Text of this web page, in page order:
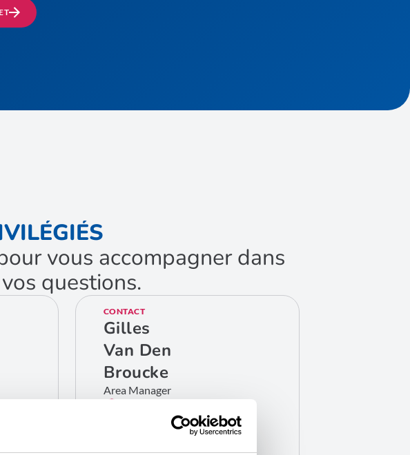
vous accompagner dans
questions.
CONTACT
Gilles
Van Den
Broucke
Area Manager
Bruxelles
CONTACTEZ-MOI